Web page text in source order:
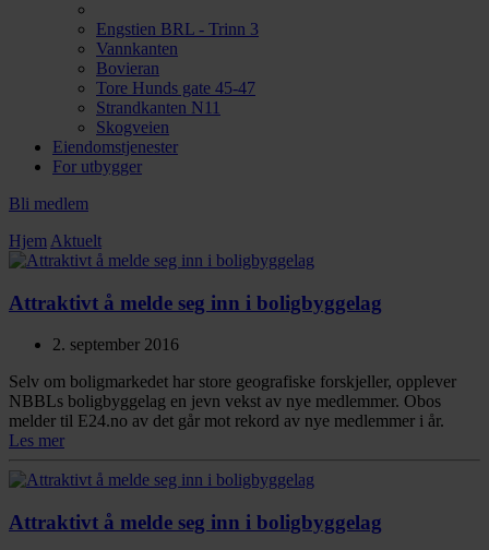
Engstien BRL - Trinn 3
Vannkanten
Bovieran
Tore Hunds gate 45-47
Strandkanten N11
Skogveien
Eiendomstjenester
For utbygger
Bli medlem
Hjem Aktuelt
Attraktivt å melde seg inn i boligbyggelag
2. september 2016
Selv om boligmarkedet har store geografiske forskjeller, opplever
NBBLs boligbyggelag en jevn vekst av nye medlemmer. Obos
melder til E24.no av det går mot rekord av nye medlemmer i år.
Les mer
Attraktivt å melde seg inn i boligbyggelag